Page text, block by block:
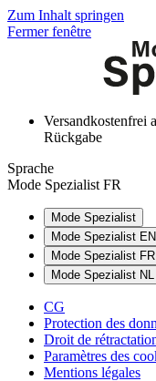
Zum Inhalt springen
Fermer fenêtre
Versandkostenfrei
Rückgabe
Sprache
Mode Spezialist FR
Mode Spezialist
Mode Spezialist EN
Mode Spezialist FR
Mode Spezialist NL
CG
Protection des
Droit de
Paramètres des
Mentions légales